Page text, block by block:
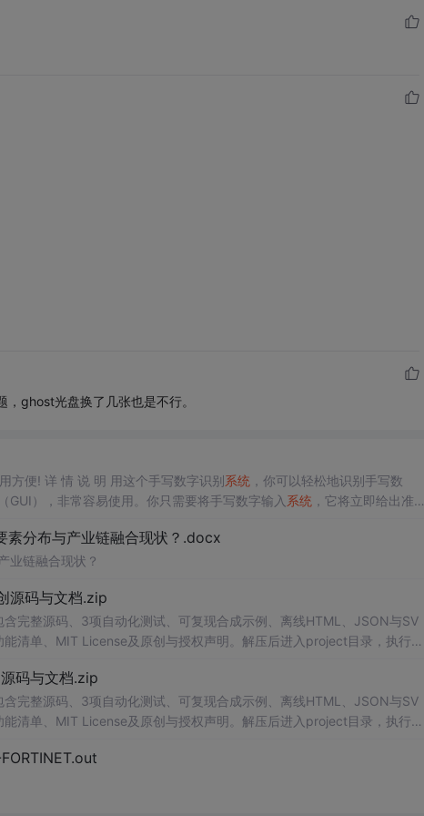
ghost光盘换了几张也是不行。
方便! 详 情 说 明 用这个手写数字识别系统 ，你可以轻松地识别手写数
），非常容易使用。你只需要将手写数字输入 系统 ，它将立即给出准确
素分布与产业链融合现状？.docx
业链融合现状？
源码与文档.zip
完整源码、3项自动化测试、可复现合成示例、离线HTML、JSON与SV
清单、MIT License及原创与授权声明。解压后进入project目录，执行np
前端开发、AI应用工程、测试审计和课程实践。
码与文档.zip
完整源码、3项自动化测试、可复现合成示例、离线HTML、JSON与SV
清单、MIT License及原创与授权声明。解压后进入project目录，执行np
前端开发、AI应用工程、测试审计和课程实践。